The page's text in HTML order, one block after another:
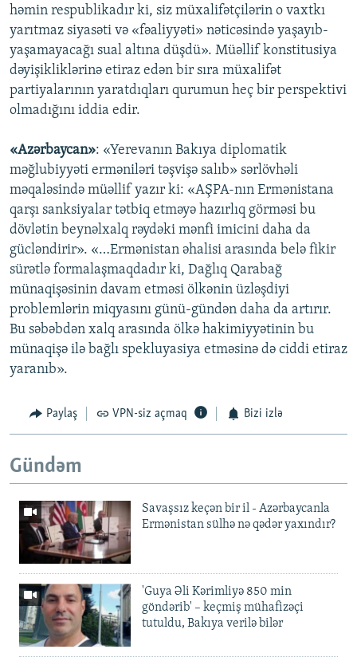
həmin respublikadır ki, siz müxalifətçilərin o vaxtkı
yarıtmaz siyasəti və «fəaliyyəti» nəticəsində yaşayıb-
yaşamayacağı sual altına düşdü». Müəllif konstitusiya
dəyişikliklərinə etiraz edən bir sıra müxalifət
partiyalarının yaratdıqları qurumun heç bir perspektivi
olmadığını iddia edir.
«Azərbaycan»: «Yerevanın Bakıya diplomatik
məğlubiyyəti erməniləri təşvişə salıb» sərlövhəli
məqaləsində müəllif yazır ki: «AŞPA-nın Ermənistana
qarşı sanksiyalar tətbiq etməyə hazırlıq görməsi bu
dövlətin beynəlxalq rəydəki mənfi imicini daha da
gücləndirir». «…Ermənistan əhalisi arasında belə fikir
sürətlə formalaşmaqdadır ki, Dağlıq Qarabağ
münaqişəsinin davam etməsi ölkənin üzləşdiyi
problemlərin miqyasını günü-gündən daha da artırır.
Bu səbəbdən xalq arasında ölkə hakimiyyətinin bu
münaqişə ilə bağlı spekluyasiya etməsinə də ciddi etiraz
yaranıb».
Paylaş VPN-siz açmaq Bizi izlə
Gündəm
Savaşsız keçən bir il - Azərbaycanla
Ermənistan sülhə nə qədər yaxındır?
'Guya Əli Kərimliyə 850 min
göndərib' – keçmiş mühafizəçi
tutuldu, Bakıya verilə bilər